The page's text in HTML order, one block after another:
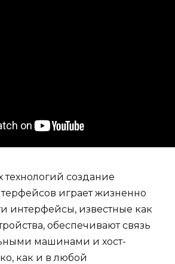
технологий создание
играет жизненно
интерфейсы, известные как
обеспечивают связь
машинами и хост-
как и в любой